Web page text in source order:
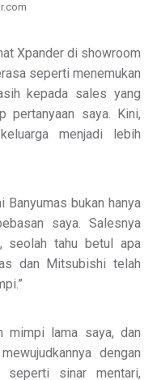
Xpander di showroom
seperti menemukan
kepada sales yang
pertanyaan saya. Kini,
menjadi lebih
bukan hanya
saya. Salesnya
seolah tahu betul apa
dan Mitsubishi telah
mimpi lama saya, dan
dengan
seperti sinar mentari,